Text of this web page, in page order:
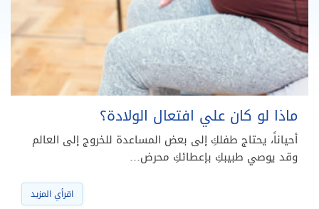
ماذا لو كان علي افتعال الولادة؟
أحياناً، يحتاج طفلكِ إلى بعض المساعدة للخروج إلى العالم
وقد يوصي طبيبكِ بإعطائكِ محرض…
اقرأي المزيد